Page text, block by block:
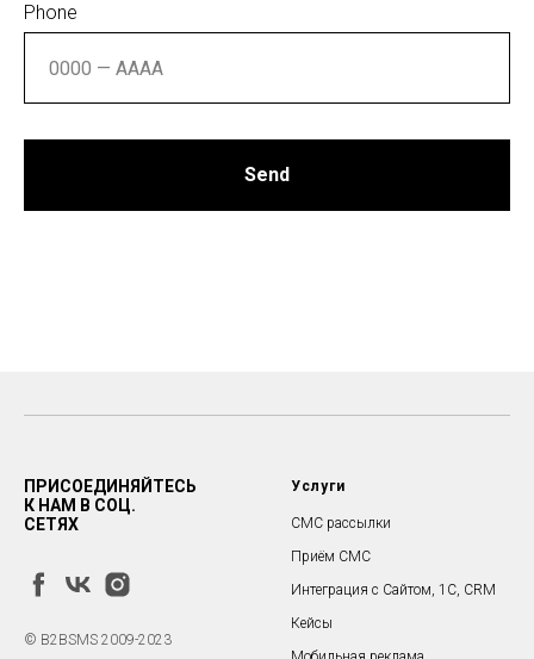
Phone
Send
ПРИСОЕДИНЯЙТЕСЬ
К НАМ В СОЦ.
СЕТЯХ
© B2BSMS 2009-2023
Услуги
СМС рассылки
Приём СМС
Интеграция c Сайтом, 1С, CRM
Кейсы